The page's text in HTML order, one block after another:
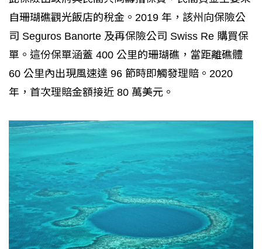
自珊瑚礁觀光飯店的稅金。2019 年，該州向保險公
司 Seguros Banorte 及再保險公司 Swiss Re 購買保
單。這份保單涵蓋 400 公里的珊瑚礁，當距離礁體
60 公里內出現風速達 96 節時即觸發理賠。2020
年，首次理賠金額接近 80 萬美元。